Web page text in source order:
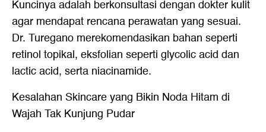
Kuncinya adalah berkonsultasi dengan dokter kulit
agar mendapat rencana perawatan yang sesuai.
Dr. Turegano merekomendasikan bahan seperti
retinol topikal, eksfolian seperti glycolic acid dan
lactic acid, serta niacinamide.
Kesalahan Skincare yang Bikin Noda Hitam di
Wajah Tak Kunjung Pudar